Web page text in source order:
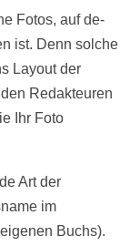
Fotos, auf de-
ist. Denn solche
Layout der
Redakteuren
Ihr Foto
Art der
im
Buchs).